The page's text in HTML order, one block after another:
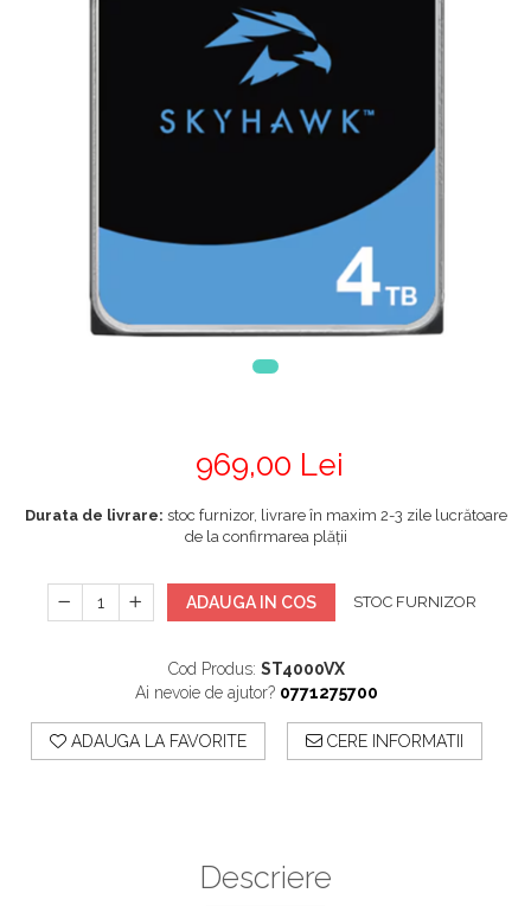
969,00 Lei
Durata de livrare: stoc furnizor, livrare în maxim 2-3 zile lucrătoare
de la confirmarea plății
ADAUGA IN COS STOC FURNIZOR
Cod Produs: ST4000VX
Ai nevoie de ajutor? 0771275700
ADAUGA LA FAVORITE CERE INFORMATII
Descriere